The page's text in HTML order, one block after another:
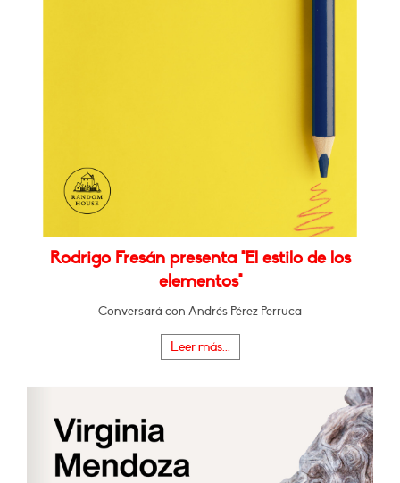
Rodrigo Fresán presenta "El estilo de los
elementos"
Conversará con Andrés Pérez Perruca
Leer más...